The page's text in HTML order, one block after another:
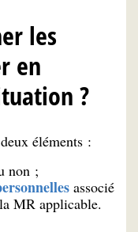
les
en
?
éléments :
non ;
associé
MR applicable.